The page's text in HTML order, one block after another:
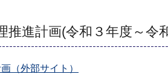
進計画(令和３年度～令
（外部サイト）